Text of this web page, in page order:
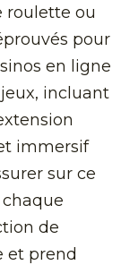
roulette ou
pour
en ligne
incluant
immersif
sur ce
de
et prend